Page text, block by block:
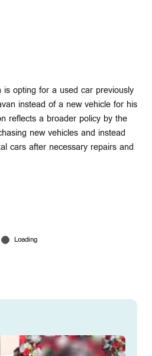
opting for a used car previously
instead of a new vehicle for his
reflects a broader policy by the
new vehicles and instead
cars after necessary repairs and